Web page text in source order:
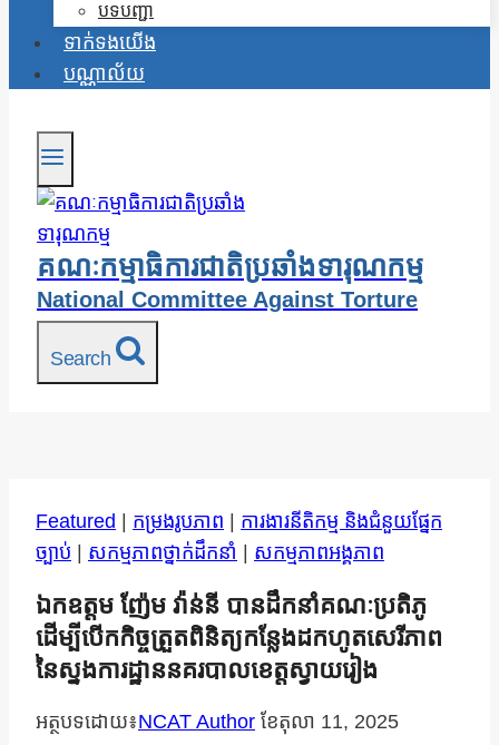
បទបញ្ជា
ទាក់ទងយើង
បណ្ណាល័យ
គណៈកម្មាធិការជាតិប្រឆាំងទារុណកម្ម
National Committee Against Torture
Search
Featured កម្រងរូបភាព
ការងារនីតិកម្ម និងជំនួយផ្នែក
ច្បាប់
សកម្មភាពថ្នាក់ដឹកនាំ សកម្មភាពអង្គភាព
ឯកឧត្តម ញ៉ែម វ៉ាន់នី បានដឹកនាំគណៈប្រតិភូ
ដើម្បីបើកកិច្ចត្រួតពិនិត្យកន្លែងដកហូតសេរីភាព
នៃស្នងការដ្ឋាននគរបាលខេត្តស្វាយរៀង
អត្ថបទដោយ៖NCAT Author ខែ​តុលា 11, 2025